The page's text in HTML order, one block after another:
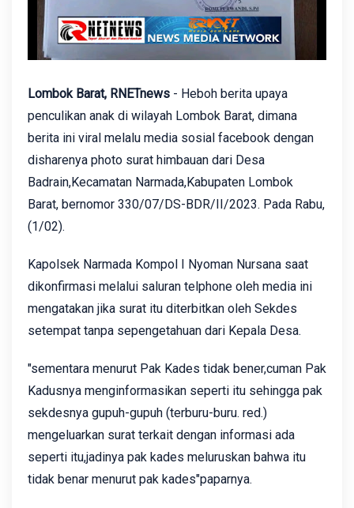
Lombok Barat, RNETnews - Heboh berita upaya
penculikan anak di wilayah Lombok Barat, dimana
berita ini viral melalu media sosial facebook dengan
disharenya photo surat himbauan dari Desa
Badrain,Kecamatan Narmada,Kabupaten Lombok
Barat, bernomor 330/07/DS-BDR/II/2023. Pada Rabu,
(1/02).
Kapolsek Narmada Kompol I Nyoman Nursana saat
dikonfirmasi melalui saluran telphone oleh media ini
mengatakan jika surat itu diterbitkan oleh Sekdes
setempat tanpa sepengetahuan dari Kepala Desa.
"sementara menurut Pak Kades tidak bener,cuman Pak
Kadusnya menginformasikan seperti itu sehingga pak
sekdesnya gupuh-gupuh (terburu-buru. red.)
mengeluarkan surat terkait dengan informasi ada
seperti itu,jadinya pak kades meluruskan bahwa itu
tidak benar menurut pak kades"paparnya.